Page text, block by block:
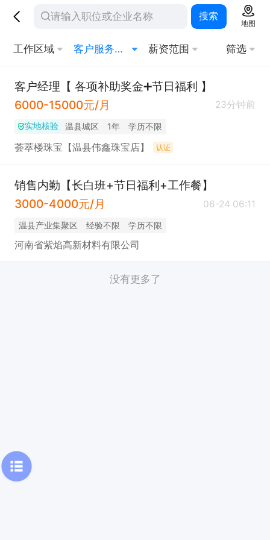
搜索
地图
工作区域 客户服务经理 薪资范围 筛选
客户经理【 各项补助奖金➕节日福利 】
6000-15000元/月
23分钟前
实地核验 温县城区 1年 学历不限
荟萃楼珠宝【温县伟鑫珠宝店】 认证
销售内勤【长白班+节日福利+工作餐】
3000-4000元/月
06-24 06:11
温县产业集聚区 经验不限 学历不限
河南省紫焰高新材料有限公司
没有更多了